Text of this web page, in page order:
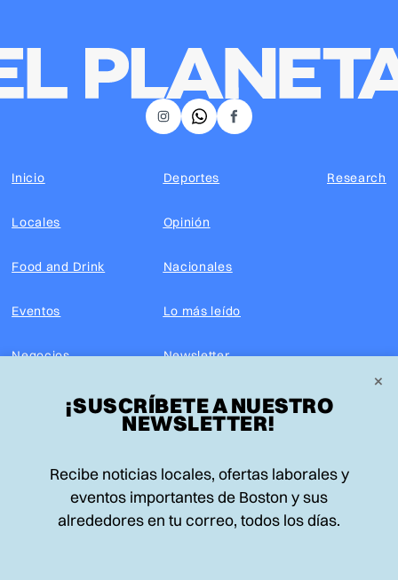
×
¡SUSCRÍBETE A NUESTRO
NEWSLETTER!
Recibe noticias locales, ofertas laborales y
eventos importantes de Boston y sus
alrededores en tu correo, todos los días.
𝕏 Facebook
Instagram
Inicio
Locales
Food and Drink
Eventos
Negocios
Real Estate
Guía de Recursos
Deportes
Opinión
Nacionales
Lo más leído
Newsletter
Edición impresa
Advertise with us
Research